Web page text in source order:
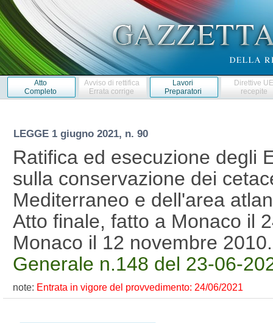
Atto
Completo
Avviso di rettifica
Errata corrige
Lavori
Preparatori
Direttive
recepite
LEGGE 1 giugno 2021, n. 90
Ratifica ed esecuzione degli
sulla conservazione dei
Mediterraneo e dell'area
Atto finale, fatto a Monaco il
Monaco il 12 novembre
Generale n.148 del 23-06-
note: Entrata in vigore del provvedimento: 24/06/2021